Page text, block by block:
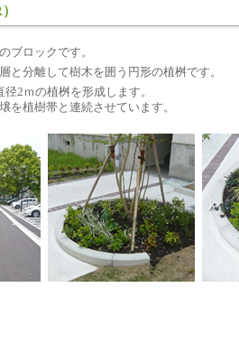
ブロックです。
と分離して樹木を囲う円形の植桝です。
2ｍの植桝を形成します。
を植樹帯と連続させています。